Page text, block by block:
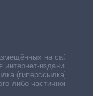
на сайте,
интернет-изданий —
(гиперссылка)
либо частичного